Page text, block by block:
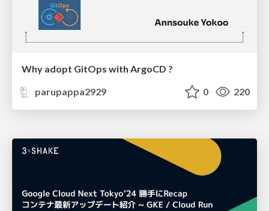
Why adopt GitOps with ArgoCD ?
parupappa2929
0 220